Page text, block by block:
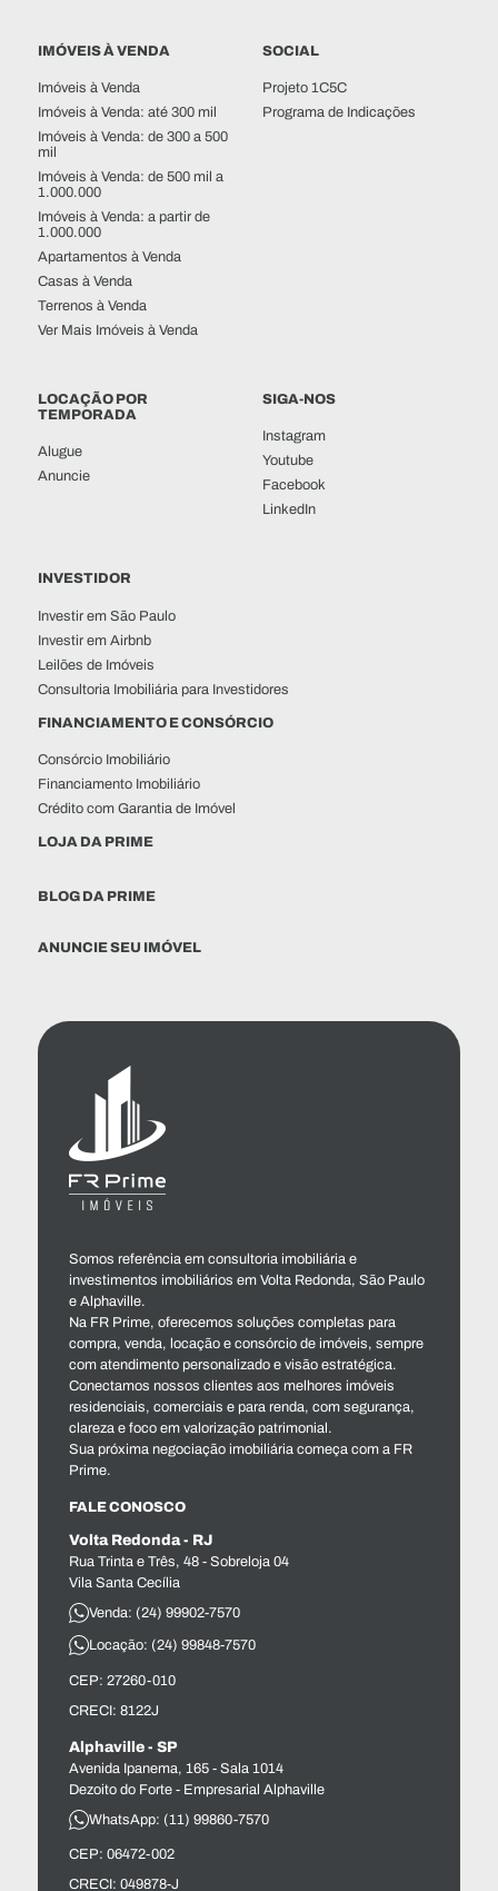
IMÓVEIS À VENDA
Imóveis à Venda
Imóveis à Venda: até 300 mil
Imóveis à Venda: de 300 a 500
mil
Imóveis à Venda: de 500 mil a
1.000.000
Imóveis à Venda: a partir de
1.000.000
Apartamentos à Venda
Casas à Venda
Terrenos à Venda
Ver Mais Imóveis à Venda
SOCIAL
Projeto 1C5C
Programa de Indicações
LOCAÇÃO POR
TEMPORADA
Alugue
Anuncie
SIGA-NOS
Instagram
Youtube
Facebook
LinkedIn
INVESTIDOR
Investir em São Paulo
Investir em Airbnb
Leilões de Imóveis
Consultoria Imobiliária para Investidores
FINANCIAMENTO E CONSÓRCIO
Consórcio Imobiliário
Financiamento Imobiliário
Crédito com Garantia de Imóvel
LOJA DA PRIME
BLOG DA PRIME
ANUNCIE SEU IMÓVEL
Somos referência em consultoria imobiliária e
investimentos imobiliários em Volta Redonda, São Paulo
e Alphaville.
Na FR Prime, oferecemos soluções completas para
compra, venda, locação e consórcio de imóveis, sempre
com atendimento personalizado e visão estratégica.
Conectamos nossos clientes aos melhores imóveis
residenciais, comerciais e para renda, com segurança,
clareza e foco em valorização patrimonial.
Sua próxima negociação imobiliária começa com a FR
Prime.
FALE CONOSCO
Volta Redonda - RJ
Rua Trinta e Três, 48 - Sobreloja 04
Vila Santa Cecília
Venda: (24) 99902-7570
Locação: (24) 99848-7570
CEP: 27260-010
CRECI: 8122J
Alphaville - SP
Avenida Ipanema, 165 - Sala 1014
Dezoito do Forte - Empresarial Alphaville
WhatsApp: (11) 99860-7570
CEP: 06472-002
CRECI: 049878-J